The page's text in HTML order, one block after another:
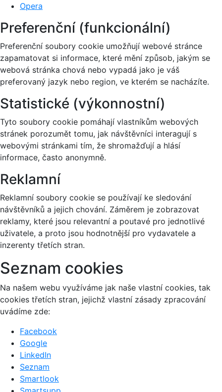
Opera
Preferenční (funkcionální)
Preferenční soubory cookie umožňují webové stránce
zapamatovat si informace, které mění způsob, jakým se
webová stránka chová nebo vypadá jako je váš
preferovaný jazyk nebo region, ve kterém se nacházíte.
Statistické (výkonnostní)
Tyto soubory cookie pomáhají vlastníkům webových
stránek porozumět tomu, jak návštěvníci interagují s
webovými stránkami tím, že shromažďují a hlásí
informace, často anonymně.
Reklamní
Reklamní soubory cookie se používají ke sledování
návštěvníků a jejich chování. Záměrem je zobrazovat
reklamy, které jsou relevantní a poutavé pro jednotlivé
uživatele, a proto jsou hodnotnější pro vydavatele a
inzerenty třetích stran.
Seznam cookies
Na našem webu využíváme jak naše vlastní cookies, tak
cookies třetích stran, jejichž vlastní zásady zpracování
uvádíme zde:
Facebook
Google
LinkedIn
Seznam
Smartlook